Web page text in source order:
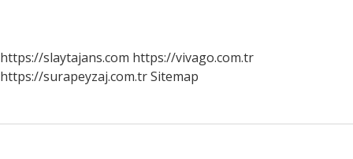
https://slaytajans.com https://vivago.com.tr
https://surapeyzaj.com.trSitemap